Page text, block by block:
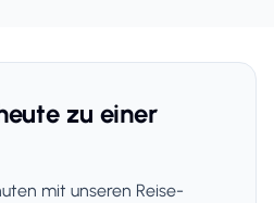
zu einer
mit unseren Reise-